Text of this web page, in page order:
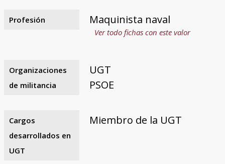
Profesión Maquinista naval
Ver todo fichas con este valor
Organizaciones
de militancia
UGT
PSOE
Cargos
desarrollados en
UGT
Miembro de la UGT